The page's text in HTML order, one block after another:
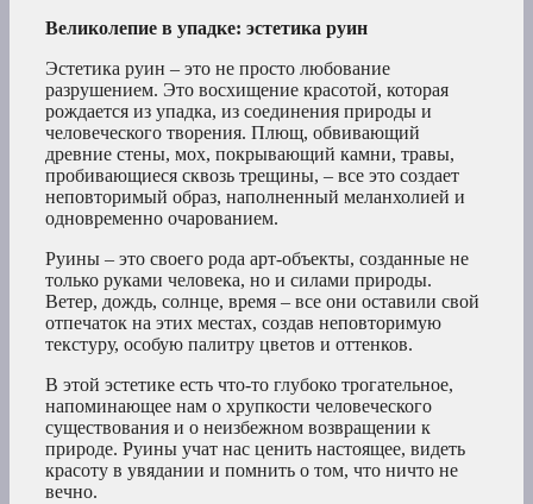
Великолепие в упадке: эстетика руин
Эстетика руин – это не просто любование
разрушением. Это восхищение красотой, которая
рождается из упадка, из соединения природы и
человеческого творения. Плющ, обвивающий
древние стены, мох, покрывающий камни, травы,
пробивающиеся сквозь трещины, – все это создает
неповторимый образ, наполненный меланхолией и
одновременно очарованием.
Руины – это своего рода арт-объекты, созданные не
только руками человека, но и силами природы.
Ветер, дождь, солнце, время – все они оставили свой
отпечаток на этих местах, создав неповторимую
текстуру, особую палитру цветов и оттенков.
В этой эстетике есть что-то глубоко трогательное,
напоминающее нам о хрупкости человеческого
существования и о неизбежном возвращении к
природе. Руины учат нас ценить настоящее, видеть
красоту в увядании и помнить о том, что ничто не
вечно.